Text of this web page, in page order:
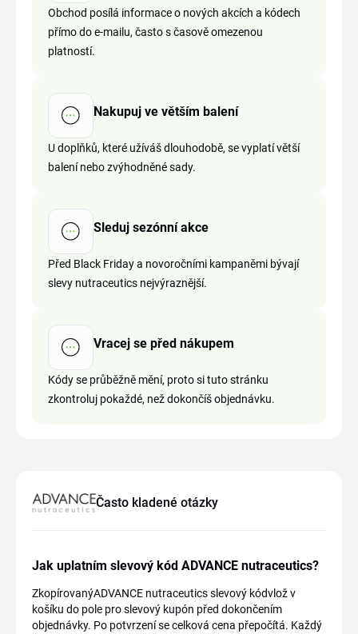
Obchod posílá informace o nových akcích a kódech
přímo do e-mailu, často s časově omezenou
platností.
Nakupuj ve větším balení
U doplňků, které užíváš dlouhodobě, se vyplatí větší
balení nebo zvýhodněné sady.
Sleduj sezónní akce
Před Black Friday a novoročními kampaněmi bývají
slevy nutraceutics nejvýraznější.
Vracej se před nákupem
Kódy se průběžně mění, proto si tuto stránku
zkontroluj pokaždé, než dokončíš objednávku.
Často kladené otázky
Jak uplatním slevový kód ADVANCE nutraceutics?
ZkopírovanýADVANCE nutraceutics slevový kódvlož v
košíku do pole pro slevový kupón před dokončením
objednávky. Po potvrzení se celková cena přepočítá. Každý